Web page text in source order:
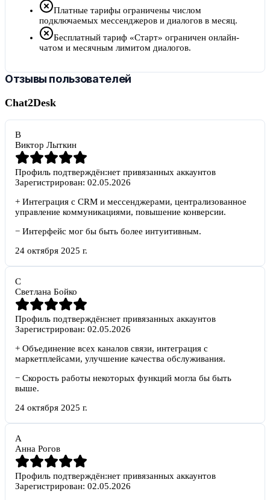
Платные тарифы ограничены числом
подключаемых мессенджеров и диалогов в месяц.
Бесплатный тариф «Старт» ограничен онлайн-
чатом и месячным лимитом диалогов.
Отзывы пользователей
Chat2Desk
В
Виктор Лыткин
Профиль подтверждён:нет привязанных аккаунтов
Зарегистрирован: 02.05.2026
+ Интеграция с CRM и мессенджерами, централизованное
управление коммуникациями, повышение конверсии.
− Интерфейс мог бы быть более интуитивным.
24 октября 2025 г.
С
Светлана Бойко
Профиль подтверждён:нет привязанных аккаунтов
Зарегистрирован: 02.05.2026
+ Объединение всех каналов связи, интеграция с
маркетплейсами, улучшение качества обслуживания.
− Скорость работы некоторых функций могла бы быть
выше.
24 октября 2025 г.
А
Анна Рогов
Профиль подтверждён:нет привязанных аккаунтов
Зарегистрирован: 02.05.2026